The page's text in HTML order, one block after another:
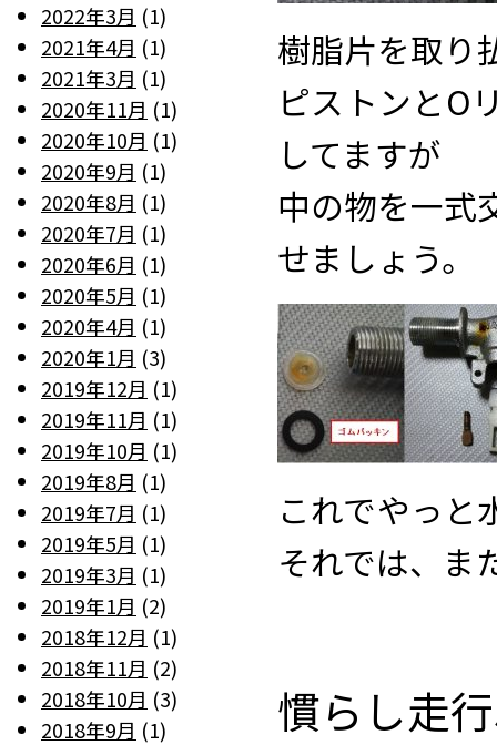
樹脂片を取り
ピストンとO
してますが
中の物を一式
せましょう。
これでやっと
それでは、ま
慣らし走
2022年3月 (1)
2021年4月 (1)
2021年3月 (1)
2020年11月 (1)
2020年10月 (1)
2020年9月 (1)
2020年8月 (1)
2020年7月 (1)
2020年6月 (1)
2020年5月 (1)
2020年4月 (1)
2020年1月 (3)
2019年12月 (1)
2019年11月 (1)
2019年10月 (1)
2019年8月 (1)
2019年7月 (1)
2019年5月 (1)
2019年3月 (1)
2019年1月 (2)
2018年12月 (1)
2018年11月 (2)
2018年10月 (3)
2018年9月 (1)